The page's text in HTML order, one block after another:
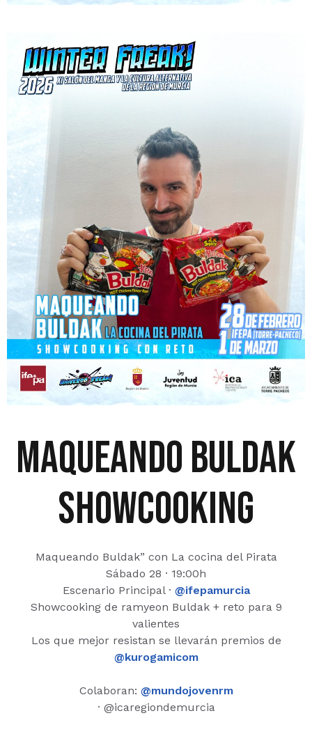
maqueando buldak
showcooking
Maqueando Buldak” con La cocina del Pirata
Sábado 28 · 19:00h
Escenario Principal · @ifepamurcia
Showcooking de ramyeon Buldak + reto para 9
valientes
Los que mejor resistan se llevarán premios de
@kurogamicom
Colaboran: @mundojovenrm
· @icaregiondemurcia